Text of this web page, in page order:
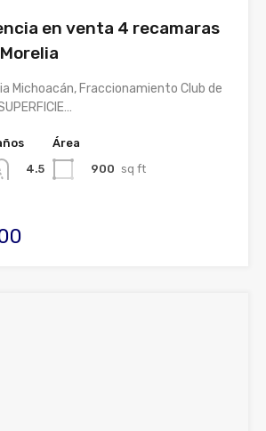
en venta 4 recamaras
Michoacán, Fraccionamiento Club de
4.5
Área
900 sq ft